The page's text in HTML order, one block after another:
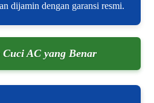
dijamin dengan garansi resmi.
Cuci AC yang Benar